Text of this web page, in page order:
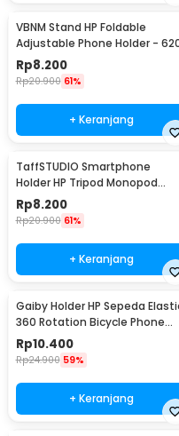
VBNM Stand HP Foldable
Adjustable Phone Holder -
Rp8.200
Rp20.900 61%
+ Keranjang
TaffSTUDIO Smartphone
Holder HP Tripod Monopod
Clamp Mount 1/4 Thread -
F360
Rp8.200
Rp20.900 61%
+ Keranjang
Gaiby Holder HP Sepeda
360 Rotation Bicycle Phone
Holder - B07
Rp10.400
Rp24.900 59%
+ Keranjang